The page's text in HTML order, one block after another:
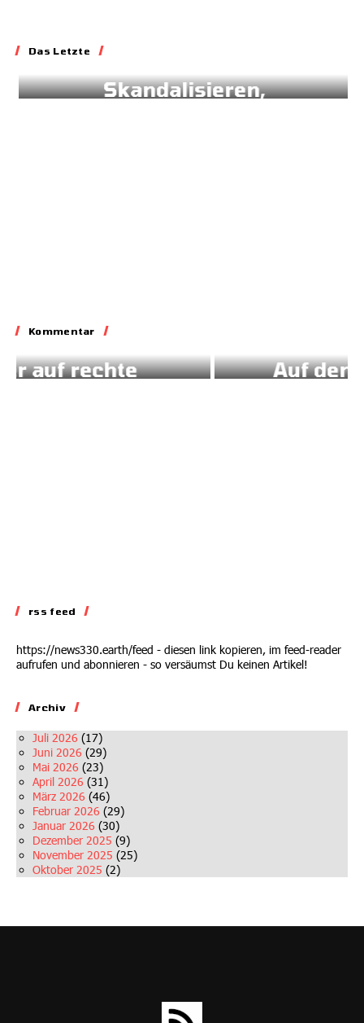
Das Letzte
Skandalisieren,
Kommentar
Auf dem Abstellgleis
rss feed
https://news330.earth/feed - diesen link kopieren, im feed-reader
aufrufen und abonnieren - so versäumst Du keinen Artikel!
Archiv
Juli 2026 (17)
Juni 2026 (29)
Mai 2026 (23)
April 2026 (31)
März 2026 (46)
Februar 2026 (29)
Januar 2026 (30)
Dezember 2025 (9)
November 2025 (25)
Oktober 2025 (2)